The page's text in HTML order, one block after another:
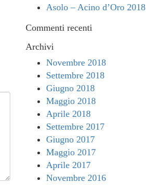
Asolo – Acino d’Oro 2018
Commenti recenti
Archivi
Novembre 2018
Settembre 2018
Giugno 2018
Maggio 2018
Aprile 2018
Settembre 2017
Giugno 2017
Maggio 2017
Aprile 2017
Novembre 2016